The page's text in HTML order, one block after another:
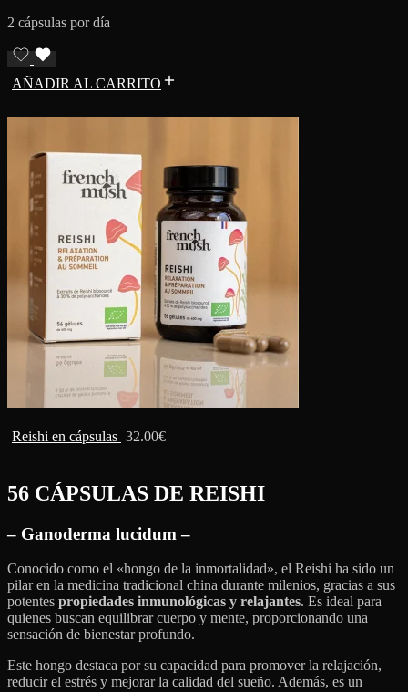
2 cápsulas por día
AÑADIR AL CARRITO
Reishi en cápsulas 32.00€
56 CÁPSULAS DE REISHI
– Ganoderma lucidum –
Conocido como el «hongo de la inmortalidad», el Reishi ha sido un
pilar en la medicina tradicional china durante milenios, gracias a sus
potentes propiedades inmunológicas y relajantes. Es ideal para
quienes buscan equilibrar cuerpo y mente, proporcionando una
sensación de bienestar profundo.
Este hongo destaca por su capacidad para promover la relajación,
reducir el estrés y mejorar la calidad del sueño. Además, es un